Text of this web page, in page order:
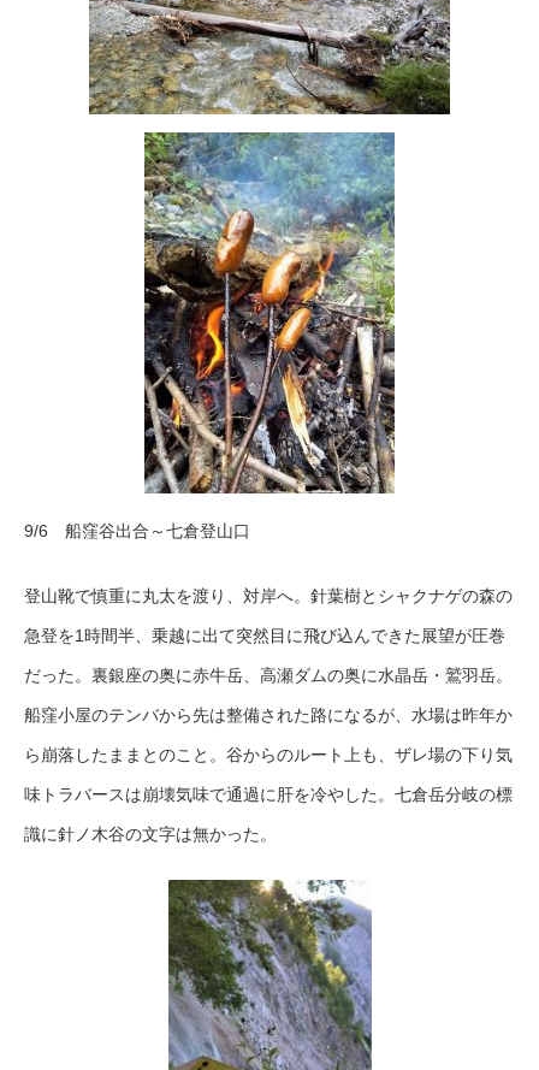
9/6 船窪谷出合～七倉登山口
登山靴で慎重に丸太を渡り、対岸へ。針葉樹とシャクナゲの森の
急登を1時間半、乗越に出て突然目に飛び込んできた展望が圧巻
だった。裏銀座の奥に赤牛岳、高瀬ダムの奥に水晶岳・鷲羽岳。
船窪小屋のテンバから先は整備された路になるが、水場は昨年か
ら崩落したままとのこと。谷からのルート上も、ザレ場の下り気
味トラバースは崩壊気味で通過に肝を冷やした。七倉岳分岐の標
識に針ノ木谷の文字は無かった。